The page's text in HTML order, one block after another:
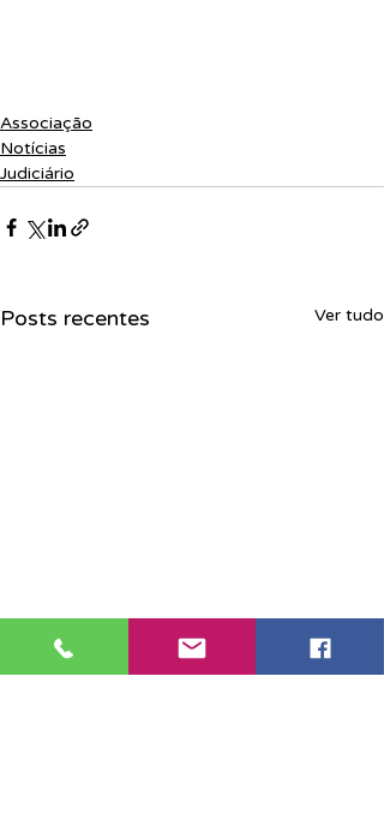
Associação
Notícias
Judiciário
Posts recentes Ver tudo